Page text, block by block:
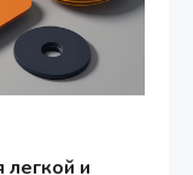
и